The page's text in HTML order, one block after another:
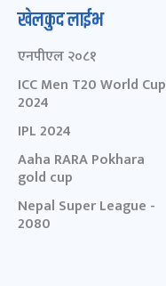
खेलकुद लाईभ
एनपीएल २०८१
ICC Men T20 World Cup
2024
IPL 2024
Aaha RARA Pokhara
gold cup
Nepal Super League -
2080